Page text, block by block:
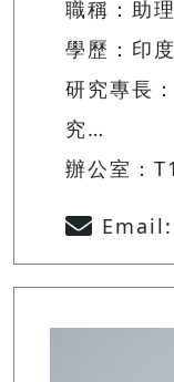
職稱：助
學歷：印
研究專長
究…
辦公室：
Email: